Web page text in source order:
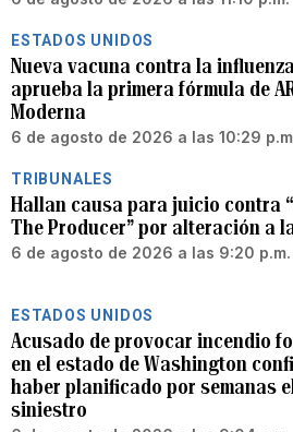
ESTADOS UNIDOS
Nueva vacuna contra la
aprueba la primera fórmula de
Moderna
6 de agosto de 2026 a las 10:29
TRIBUNALES
Hallan causa para juicio contra
The Producer” por alteración a
6 de agosto de 2026 a las 9:20 p.m.
ESTADOS UNIDOS
Acusado de provocar incendio
en el estado de Washington
haber planificado por semanas el
siniestro